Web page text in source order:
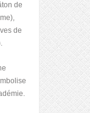
de
de